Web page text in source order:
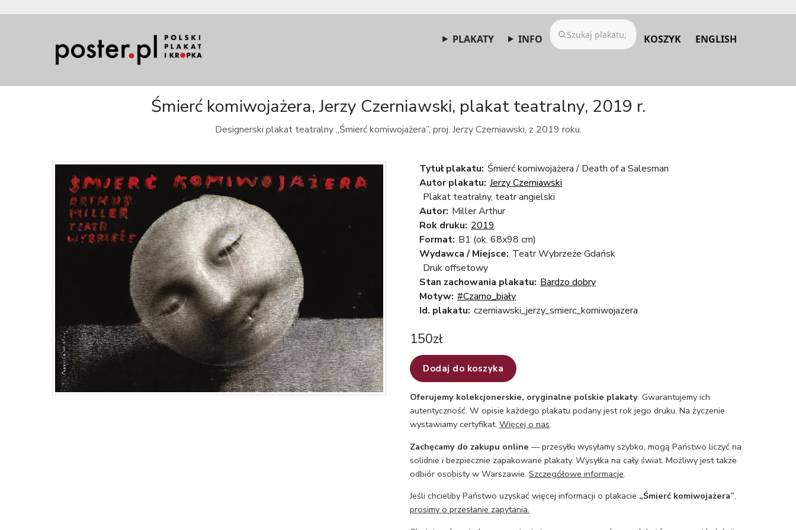
PLAKATY INFO KOSZYK ENGLISH
Śmierć komiwojażera, Jerzy Czerniawski, plakat teatralny, 2019 r.
Designerski plakat teatralny „Śmierć komiwojażera”, proj. Jerzy Czerniawski, z 2019 roku.
Tytuł plakatu: Śmierć komiwojażera / Death of a Salesman
Autor plakatu: Jerzy Czerniawski
Plakat teatralny, teatr angielski
Autor: Miller Arthur
Rok druku: 2019
Format: B1 (ok. 68x98 cm)
Wydawca / Miejsce: Teatr Wybrzeże Gdańsk
Druk offsetowy
Stan zachowania plakatu: Bardzo dobry
Motyw: #Czarno_biały
Id. plakatu: czerniawski_jerzy_smierc_komiwojazera
150zł
Dodaj do koszyka
Oferujemy kolekcjonerskie, oryginalne polskie plakaty. Gwarantujemy ich
autentyczność. W opisie każdego plakatu podany jest rok jego druku. Na życzenie
wystawiamy certyfikat. Więcej o nas.
Zachęcamy do zakupu online — przesyłki wysyłamy szybko, mogą Państwo liczyć na
solidnie i bezpiecznie zapakowane plakaty. Wysyłka na cały świat. Możliwy jest także
odbiór osobisty w Warszawie. Szczegółowe informacje.
Jeśli chcieliby Państwo uzyskać więcej informacji o plakacie „Śmierć komiwojażera”,
prosimy o przesłanie zapytania.